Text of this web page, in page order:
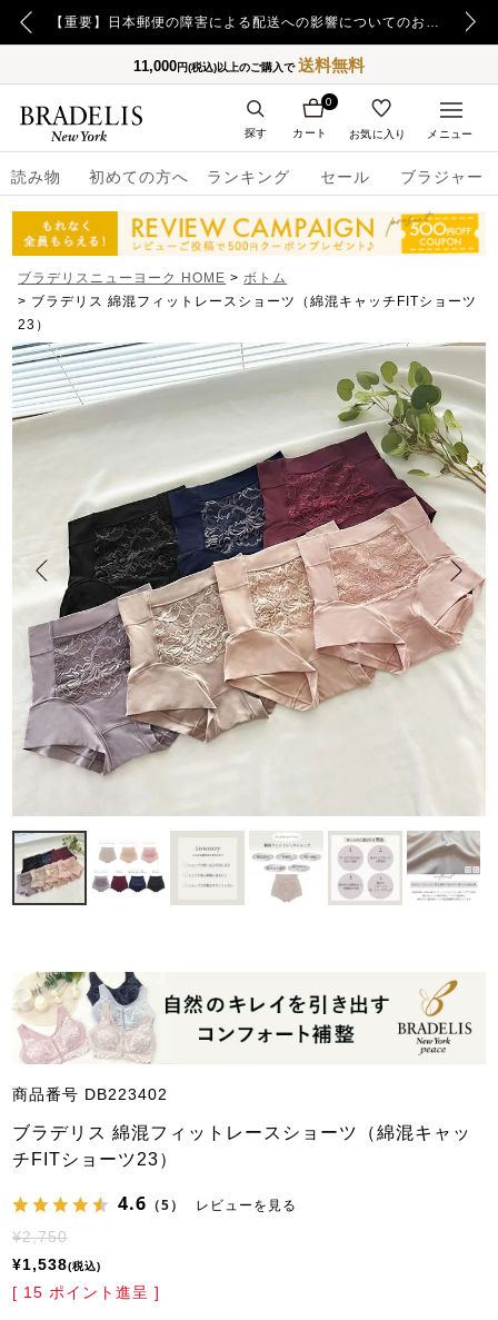
【重要】日本郵便の障害による配送への影響についてのお詫び
11,000円(税込)以上のご購入で送料無料
読み物 初めての方へ ランキング セール ブラジャー
カート
0
お気に入り
探す メニュー
ブラデリスニューヨーク HOME
ボトム
ブラデリス 綿混フィットレースショーツ（綿混キャッチFITショーツ
23）
商品番号 DB223402
ブラデリス 綿混フィットレースショーツ（綿混キャッ
チFITショーツ23）
4.6 （5） レビューを見る
¥2,750
¥1,538 税込
[ 15 ポイント進呈 ]